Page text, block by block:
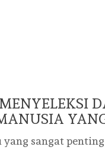
yang sangat